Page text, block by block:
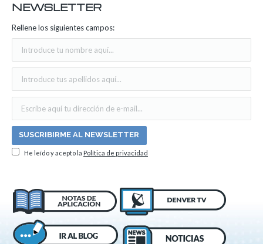
NEWSLETTER
Rellene los siguientes campos:
He leído y acepto la Política de privacidad